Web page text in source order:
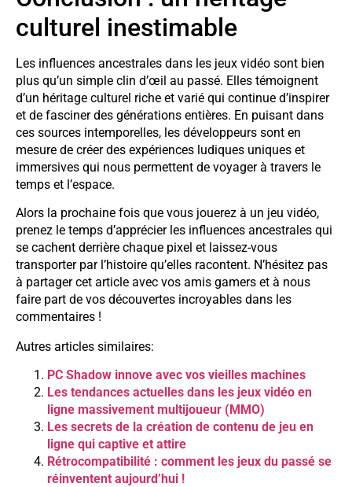
culturel inestimable
Les influences ancestrales dans les jeux vidéo sont bien
plus qu’un simple clin d’œil au passé. Elles témoignent
d’un héritage culturel riche et varié qui continue d’inspirer
et de fasciner des générations entières. En puisant dans
ces sources intemporelles, les développeurs sont en
mesure de créer des expériences ludiques uniques et
immersives qui nous permettent de voyager à travers le
temps et l’espace.
Alors la prochaine fois que vous jouerez à un jeu vidéo,
prenez le temps d’apprécier les influences ancestrales qui
se cachent derrière chaque pixel et laissez-vous
transporter par l’histoire qu’elles racontent. N’hésitez pas
à partager cet article avec vos amis gamers et à nous
faire part de vos découvertes incroyables dans les
commentaires !
Autres articles similaires:
PC Shadow innove avec vos vieilles machines
Les tendances actuelles dans les jeux vidéo en
ligne massivement multijoueur (MMO)
Les secrets de la création de contenu de jeu en
ligne qui captive et attire
Rétrocompatibilité : comment les jeux du passé se
réinventent aujourd’hui !